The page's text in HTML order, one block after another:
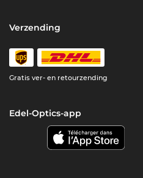
Verzending
Gratis ver- en retourzending
Edel-Optics-app